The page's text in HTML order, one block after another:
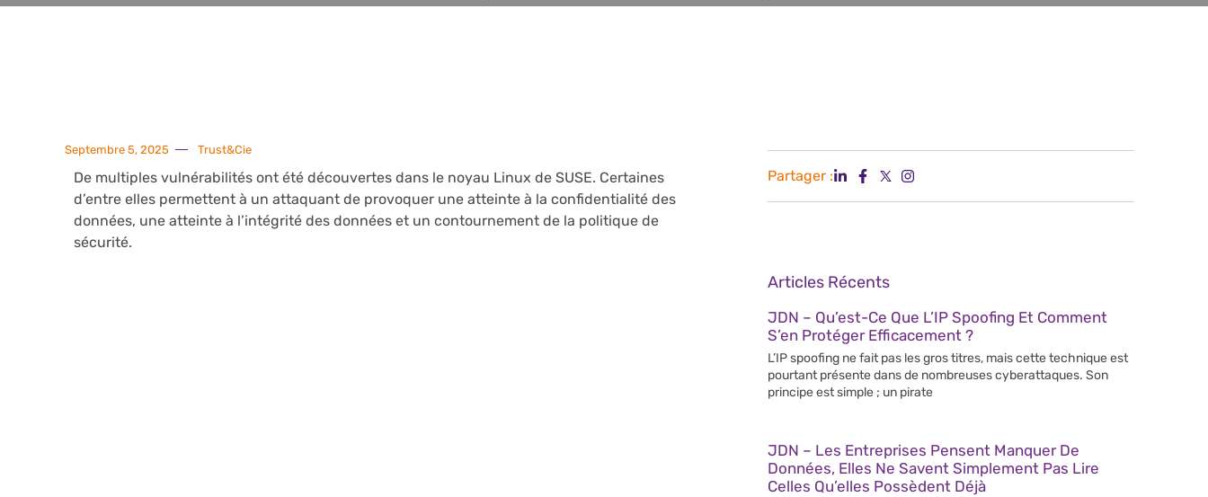
Septembre 5, 2025 Trust&Cie
De multiples vulnérabilités ont été découvertes dans le noyau Linux de SUSE. Certaines
d’entre elles permettent à un attaquant de provoquer une atteinte à la confidentialité des
données, une atteinte à l’intégrité des données et un contournement de la politique de
sécurité.
Partager :
Articles Récents
JDN – Qu’est-Ce Que L’IP Spoofing Et Comment
S’en Protéger Efficacement ?
L’IP spoofing ne fait pas les gros titres, mais cette technique est
pourtant présente dans de nombreuses cyberattaques. Son
principe est simple ; un pirate
JDN – Les Entreprises Pensent Manquer De
Données, Elles Ne Savent Simplement Pas Lire
Celles Qu’elles Possèdent Déjà